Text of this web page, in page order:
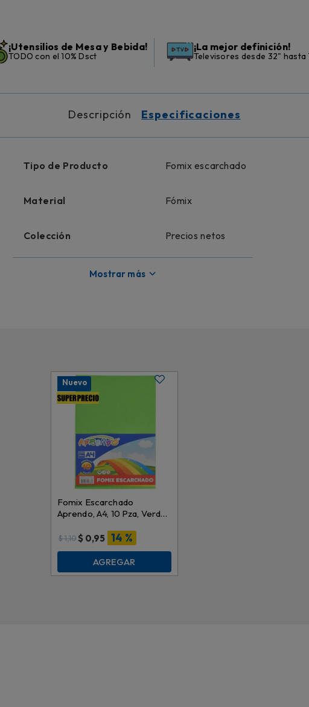
¡Utensilios de Mesa y Bebida!
TODO con el 10% Dsct
¡La mejor definición!
Televisores desde 32" hasta
Descripción Especificaciones
Tipo de Producto Fomix escarchado
Material Fómix
Colección Precios netos
Mostrar más
Nuevo
Fomix Escarchado
Aprendo, A4, 10 Pza, Verde
001
$1,10$ 0,95 14 %
AGREGAR